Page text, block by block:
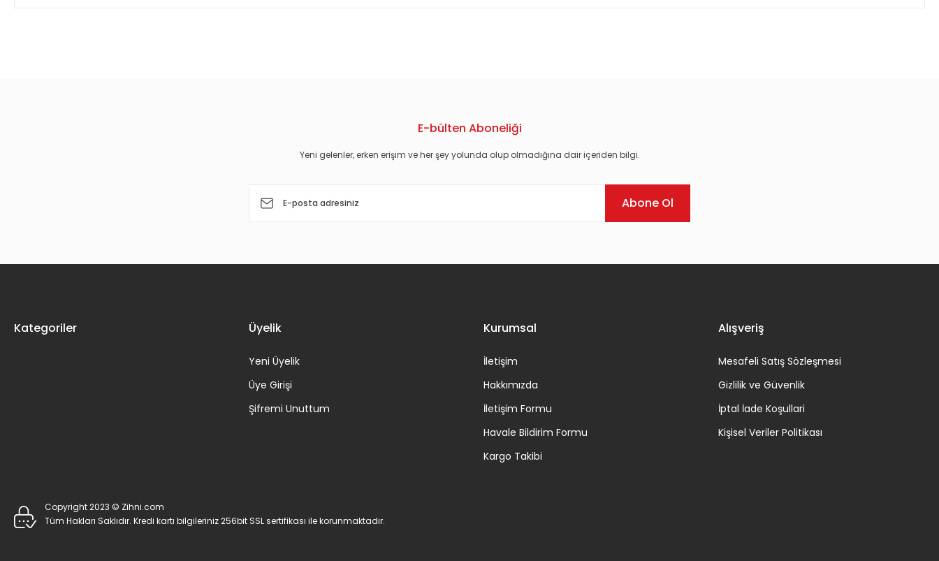
E-bülten Aboneliği
Yeni gelenler, erken erişim ve her şey yolunda olup olmadığına dair içeriden bilgi.
Abone Ol
Kategoriler Üyelik
Yeni Üyelik
Üye Girişi
Şifremi Unuttum
Kurumsal
İletişim
Hakkımızda
İletişim Formu
Havale Bildirim Formu
Kargo Takibi
Alışveriş
Mesafeli Satış Sözleşmesi
Gizlilik ve Güvenlik
İptal İade Koşullari
Kişisel Veriler Politikası
Copyright 2023 © Zihni.com
Tüm Hakları Saklıdır. Kredi kartı bilgileriniz 256bit SSL sertifikası ile korunmaktadır.